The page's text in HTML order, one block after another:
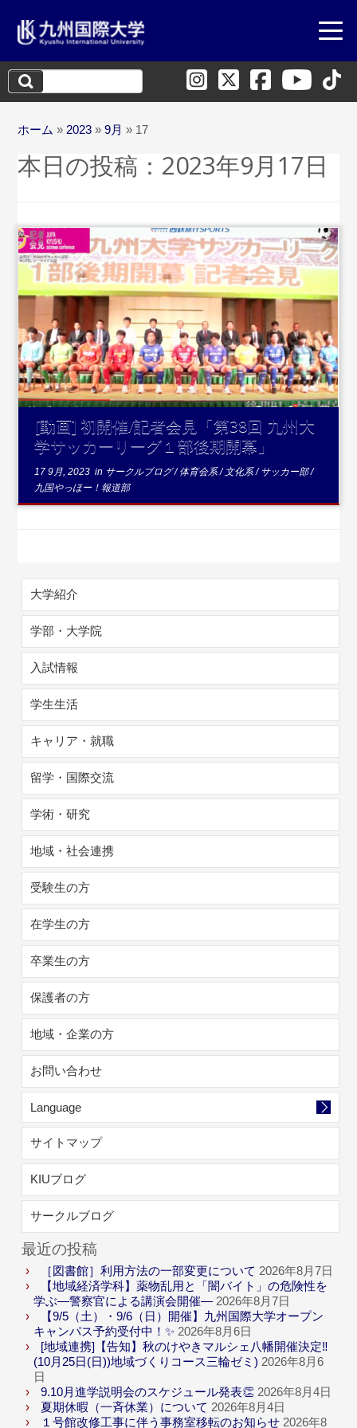
検
索:
ホーム » 2023 » 9月 » 17
本日の投稿： 2023年9月17日
...続きを読む
[動画] 初開催/記者会見「第38回 九州大
学サッカーリーグ１部後期開幕」
17 9月, 2023 in サークルブログ/体育会系/ 文化系/ サッカー部/
九国やっほー！報道部
大学紹介
学部・大学院
入試情報
学生生活
キャリア・就職
留学・国際交流
学術・研究
地域・社会連携
受験生の方
在学生の方
卒業生の方
保護者の方
地域・企業の方
お問い合わせ
Language
サイトマップ
KIUブログ
サークルブログ
最近の投稿
［図書館］利用方法の一部変更について 2026年8月7日
【地域経済学科】薬物乱用と「闇バイト」の危険性を
学ぶ―警察官による講演会開催― 2026年8月7日
【9/5（土）・9/6（日）開催】九州国際大学オープン
キャンパス予約受付中！✨ 2026年8月6日
[地域連携]【告知】秋のけやきマルシェ八幡開催決定‼
(10月25日(日))地域づくりコース三輪ゼミ) 2026年8月6
日
9.10月進学説明会のスケジュール発表👏 2026年8月4日
夏期休暇（一斉休業）について 2026年8月4日
１号館改修工事に伴う事務室移転のお知らせ 2026年8